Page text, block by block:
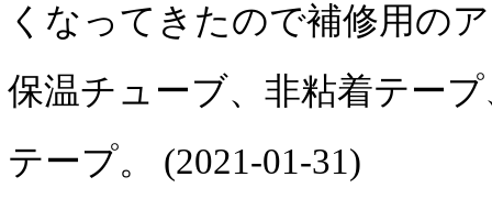
くなってきたので補修用の
保温チューブ、非粘着テー
テープ。 (2021-01-31)